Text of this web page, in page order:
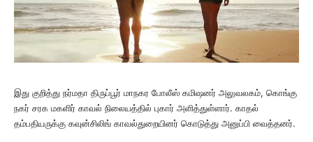
இது குறித்து நர்மதா திருப்பூர் மாநகர போலீஸ் கமிஷனர் அலுவலகம், கொங்கு
நகர் சரக மகளிர் காவல் நிலையத்தில் புகார் அளித்துள்ளார். காதல்
தம்பதியருக்கு கவுன்சிலிங் காவல்துறையினர் கொடுத்து அனுப்பி வைத்தனர்.